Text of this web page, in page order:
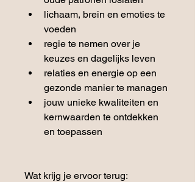
lichaam, brein en emoties te
voeden
regie te nemen over je
keuzes en dagelijks leven
relaties en energie op een
gezonde manier te managen
jouw unieke kwaliteiten en
kernwaarden te ontdekken
en toepassen
Wat krijg je ervoor terug: